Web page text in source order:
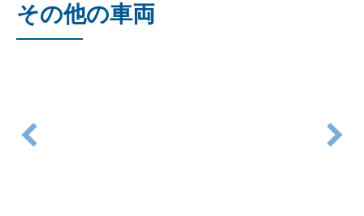
その他の車両